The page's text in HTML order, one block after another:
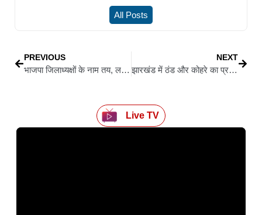
All Posts
PREVIOUS
भाजपा जिलाध्यक्षों के नाम तय, लक्ष्मीकांत बाजपेयी और तरुण चुग सौंपेंगे सूची
NEXT
झारखंड में ठंड और कोहरे का प्रकोप जारी, अगले तीन दिनों में 2–3 डिग्री तक गिरेगा तापमान
Live TV